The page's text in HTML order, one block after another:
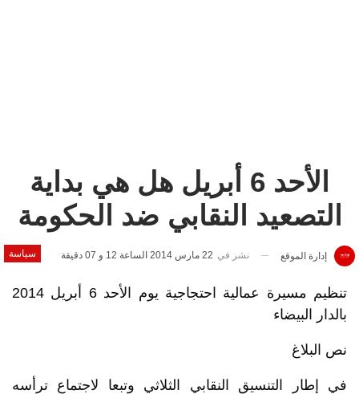
الأحد 6 أبريل هل هي بداية
التصعيد النقابي ضد الحكومة
سياسة إدارة الموقع نشر في 22 مارس 2014 الساعة 12 و 07 دقيقة
تنظيم مسيرة عمالية احتجاجية يوم الأحد 6 أبريل 2014
بالدار البيضاء
نص البلاغ
في إطار التنسيق النقابي الثلاثي وتبعا لاجتماع ترأسه